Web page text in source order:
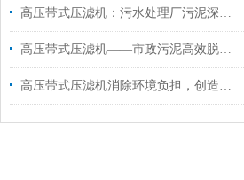
高压带式压滤机：污水处理厂污泥深度脱水的优选方案
高压带式压滤机——市政污泥高效脱水的关键设备
高压带式压滤机消除环境负担，创造美好未来！